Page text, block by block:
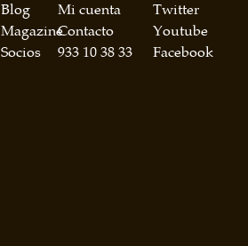
Blog
Magazine
Socios
Mi cuenta
Contacto
933 10 38 33
Twitter
Youtube
Facebook